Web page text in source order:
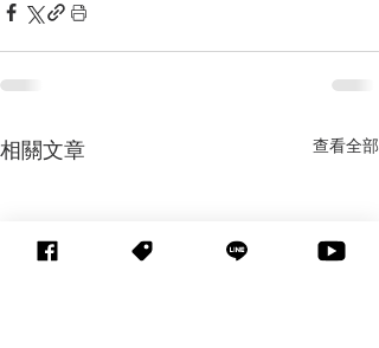
相關文章 查看全部